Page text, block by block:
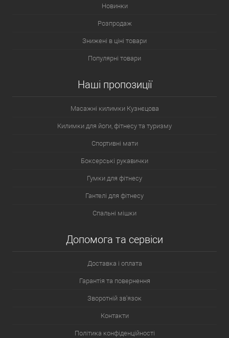
Новинки
Розпродаж
Знижені в ціні товари
Популярні товари
Наші пропозиції
Масажні килимки Кузнєцова
Килимки для йоги, фітнесу та туризму
Спортивні мати
Боксерські рукавички
Гумки для фітнесу
Гантелі для фітнесу
Спальні мішки
Допомога та сервіси
Доставка і оплата
Гарантія та повернення
Зворотній зв'язок
Контакти
Політика конфіденційності